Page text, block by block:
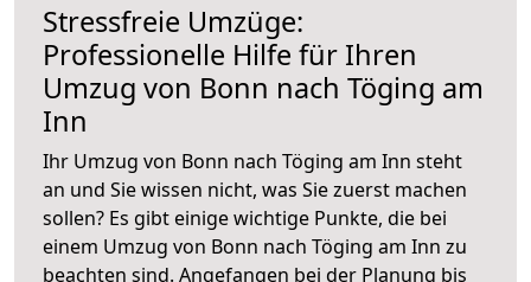
Stressfreie Umzüge:
Professionelle Hilfe für Ihren
Umzug von Bonn nach Töging am
Inn
Ihr Umzug von Bonn nach Töging am Inn steht
an und Sie wissen nicht, was Sie zuerst machen
sollen? Es gibt einige wichtige Punkte, die bei
einem Umzug von Bonn nach Töging am Inn zu
beachten sind. Angefangen bei der Planung bis